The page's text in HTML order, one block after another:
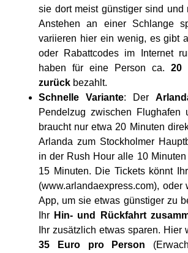
sie dort meist günstiger sind und
Anstehen an einer Schlange
variieren hier ein wenig, es gibt
oder Rabattcodes im Internet
haben für eine Person ca. 20
zurück bezahlt.
Schnelle Variante: Der
Pendelzug zwischen Flughafen
braucht nur etwa 20 Minuten
Arlanda zum Stockholmer
in der Rush Hour alle 10
15 Minuten. Die Tickets könnt
(www.arlandaexpress.com), oder
App, um sie etwas günstiger zu
Ihr Hin- und Rückfahrt
Ihr zusätzlich etwas sparen. Hier
35 Euro pro Person